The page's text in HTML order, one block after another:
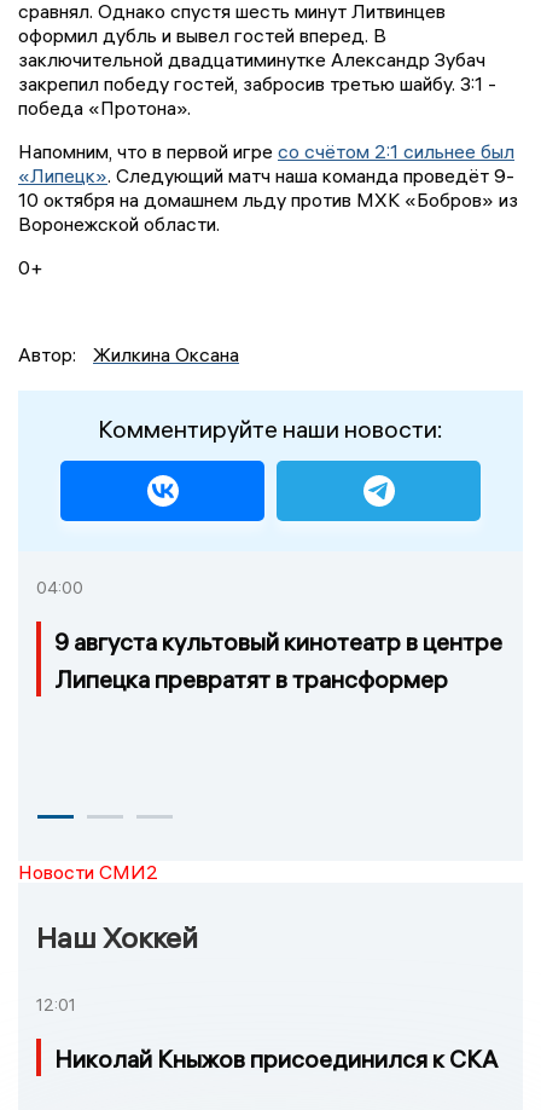
сравнял. Однако спустя шесть минут Литвинцев
оформил дубль и вывел гостей вперед. В
заключительной двадцатиминутке Александр Зубач
закрепил победу гостей, забросив третью шайбу. 3:1 -
победа «Протона».
Напомним, что в первой игре со счётом 2:1 сильнее был
«Липецк». Следующий матч наша команда проведёт 9-
10 октября на домашнем льду против МХК «Бобров» из
Воронежской области.
0+
Автор: Жилкина Оксана
Комментируйте наши новости:
04:00
9 августа культовый кинотеатр в центре
Липецка превратят в трансформер
Новости СМИ2
Наш Хоккей
12:01
Николай Кныжов присоединился к СКА